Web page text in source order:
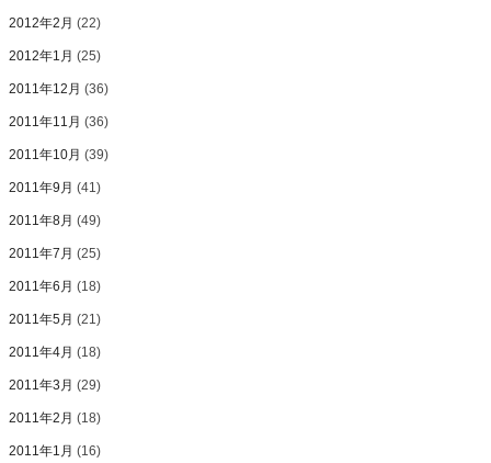
2012年2月 (22)
2012年1月 (25)
2011年12月 (36)
2011年11月 (36)
2011年10月 (39)
2011年9月 (41)
2011年8月 (49)
2011年7月 (25)
2011年6月 (18)
2011年5月 (21)
2011年4月 (18)
2011年3月 (29)
2011年2月 (18)
2011年1月 (16)